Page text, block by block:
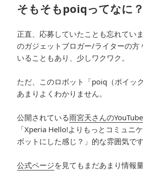
そもそもpoiqってなに？
正直、応募していたことも忘れてい
のガジェットブロガー/ライターの方
いることもあり、少しワクワク。
ただ、このロボット「poiq（ポイッ
あまりよくわかりません。
公開されている雨宮天さんのYouTube
「Xperia Hello!よりもっとコミュニ
ボットにした感じ？」的な雰囲気です
公式ページを見てもまだあまり情報